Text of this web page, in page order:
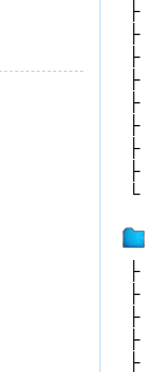
├
├
├
├
├
├
├
├
└
├
├
├
├
├